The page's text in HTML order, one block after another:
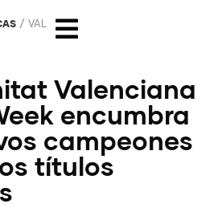
VAL
Valenciana
encumbra
campeones
títulos